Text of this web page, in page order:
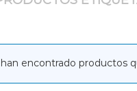
han encontrado productos